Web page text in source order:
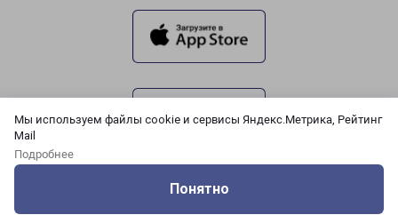
Мы используем файлы cookie и сервисы Яндекс.Метрика, Рейтинг
Mail
Подробнее
Понятно